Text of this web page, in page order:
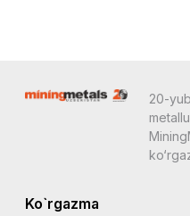
20-
Ko`rgazma